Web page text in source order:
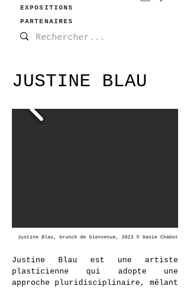
EXPOSITIONS
PARTENAIRES
JUSTINE BLAU
Justine Blau, brunch de bienvenue, 2023 © Danie Chabot
Justine Blau est une artiste
plasticienne qui adopte une
approche pluridisciplinaire, mêlant